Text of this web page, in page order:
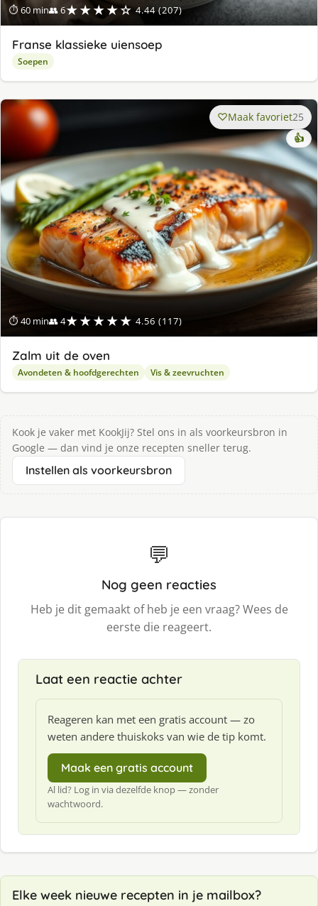
⏱ 60 min👥 6★★★★☆ 4.44 (207)
Franse klassieke uiensoep
Soepen
⏱ 40 min👥 4★★★★★ 4.56 (117)
Maak favoriet25
👍
Zalm uit de oven
Avondeten & hoofdgerechten Vis & zeevruchten
Kook je vaker met KookJij? Stel ons in als voorkeursbron in
Google — dan vind je onze recepten sneller terug.
Instellen als voorkeursbron
💬
Nog geen reacties
Heb je dit gemaakt of heb je een vraag? Wees de
eerste die reageert.
Laat een reactie achter
Reageren kan met een gratis account — zo
weten andere thuiskoks van wie de tip komt.
Maak een gratis account
Al lid? Log in via dezelfde knop — zonder
wachtwoord.
Elke week nieuwe recepten in je mailbox?